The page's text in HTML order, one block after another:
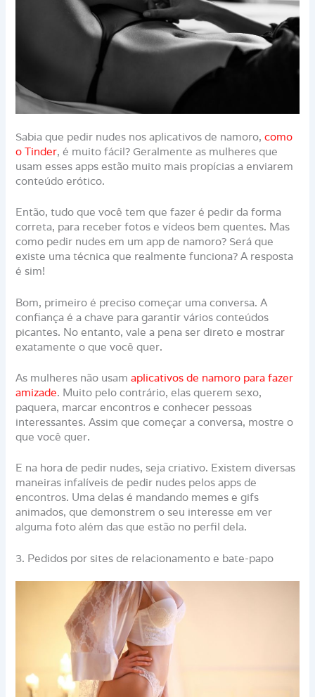
Sabia que pedir nudes nos aplicativos de namoro,como
o Tinder, é muito fácil? Geralmente as mulheres que
usam esses apps estão muito mais propícias a enviarem
conteúdo erótico.
Então, tudo que você tem que fazer é pedir da forma
correta, para receber fotos e vídeos bem quentes. Mas
como pedir nudes em um app de namoro? Será que
existe uma técnica que realmente funciona? A resposta
é sim!
Bom, primeiro é preciso começar uma conversa. A
confiança é a chave para garantir vários conteúdos
picantes. No entanto, vale a pena ser direto e mostrar
exatamente o que você quer.
As mulheres não usamaplicativos de namoro para fazer
amizade. Muito pelo contrário, elas querem sexo,
paquera, marcar encontros e conhecer pessoas
interessantes. Assim que começar a conversa, mostre o
que você quer.
E na hora de pedir nudes, seja criativo. Existem diversas
maneiras infalíveis de pedir nudes pelos apps de
encontros. Uma delas é mandando memes e gifs
animados, que demonstrem o seu interesse em ver
alguma foto além das que estão no perfil dela.
3. Pedidos por sites de relacionamento e bate-papo